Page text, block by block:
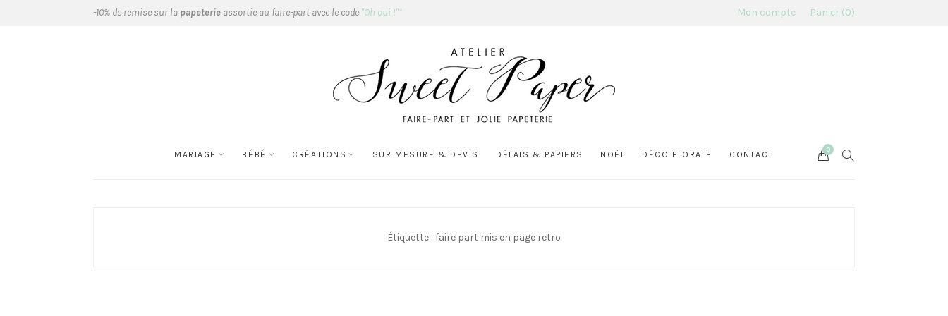
-10% de remise sur la papeterie assortie au faire-part avec le code "Oh oui !"* Mon compte Panier 0
MARIAGE BÉBÉ CRÉATIONS SUR MESURE & DEVIS DÉLAIS & PAPIERS NOËL DÉCO FLORALE CONTACT SEARCH
Cart
0
Étiquette : faire part mis en page retro